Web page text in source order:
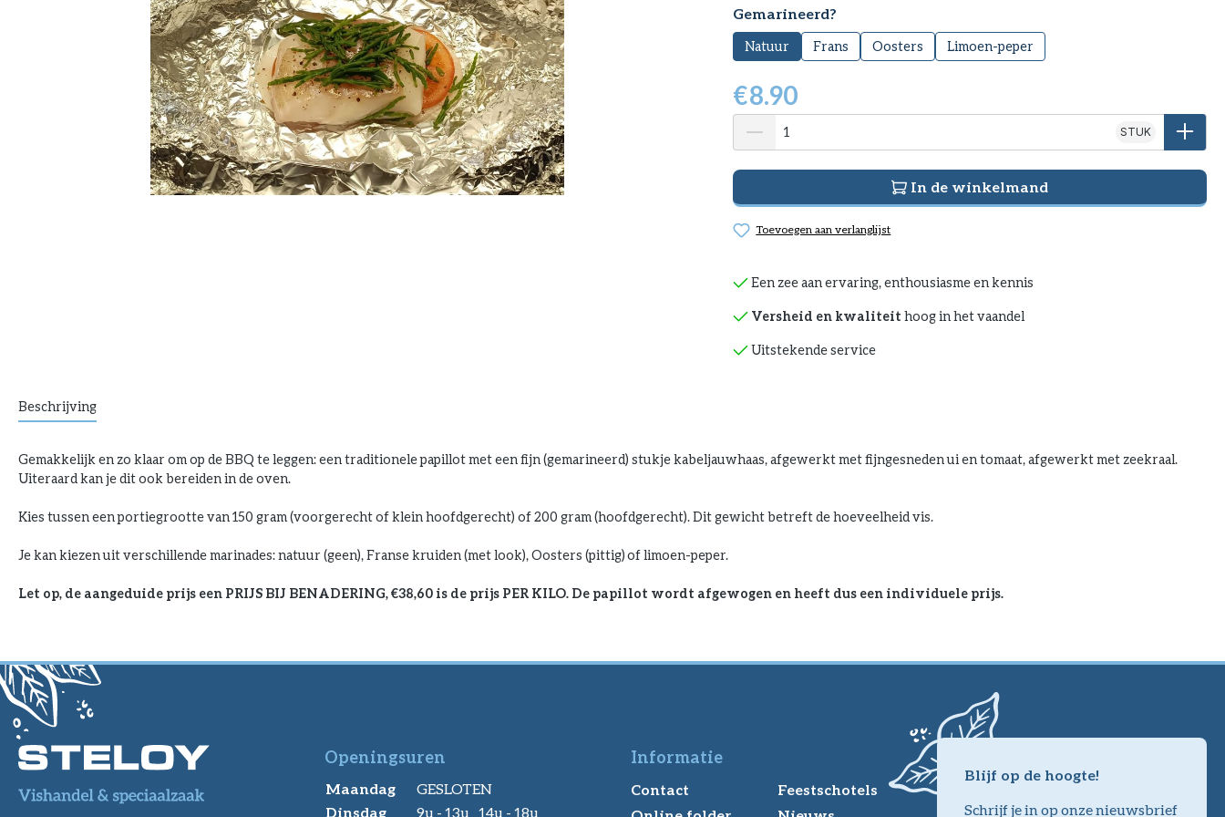
Selecteer
Gemarineerd?
Natuur Frans Oosters Limoen-peper
€8.90
STUK
In de winkelmand
Toevoegen aan verlanglijst
Een zee aan ervaring, enthousiasme en kennis
Versheid en kwaliteit hoog in het vaandel
Uitstekende service
Beschrijving
Gemakkelijk en zo klaar om op de BBQ te leggen: een traditionele papillot met een fijn (gemarineerd) stukje kabeljauwhaas, afgewerkt met fijngesneden ui en tomaat, afgewerkt met zeekraal.
Uiteraard kan je dit ook bereiden in de oven.
Kies tussen een portiegrootte van 150 gram (voorgerecht of klein hoofdgerecht) of 200 gram (hoofdgerecht). Dit gewicht betreft de hoeveelheid vis.
Je kan kiezen uit verschillende marinades: natuur (geen), Franse kruiden (met look), Oosters (pittig) of limoen-peper.
Let op, de aangeduide prijs een PRIJS BIJ BENADERING, €38,60 is de prijs PER KILO. De papillot wordt afgewogen en heeft dus een individuele prijs.
Openingsuren
Maandag
GESLOTEN
Dinsdag
9u - 13u 14u - 18u
Informatie
Contact
Feestschotels
Blijf op de hoogte!
Schrijf je in op onze nieuwsbrief